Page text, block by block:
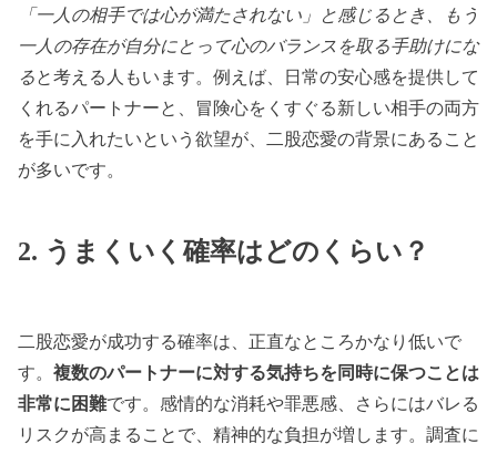
「一人の相手では心が満たされない」と感じるとき、もう
一人の存在が自分にとって心のバランスを取る手助けにな
ると考える人もいます。例えば、日常の安心感を提供して
くれるパートナーと、冒険心をくすぐる新しい相手の両方
を手に入れたいという欲望が、二股恋愛の背景にあること
が多いです。
2. うまくいく確率はどのくらい？
二股恋愛が成功する確率は、正直なところかなり低いで
す。 複数のパートナーに対する気持ちを同時に保つことは
非常に困難です。感情的な消耗や罪悪感、さらにはバレる
リスクが高まることで、精神的な負担が増します。調査に